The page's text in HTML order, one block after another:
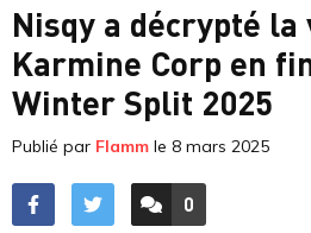
Nisqy a décrypté
Karmine Corp en
Winter Split 2025
Publié par Flamm le 8 mars 2025
ACCÉDER AUX
0